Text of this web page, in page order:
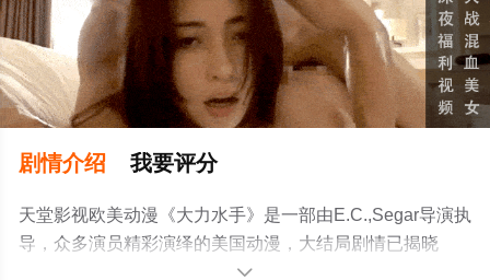
剧情介绍 我要评分
天堂影视欧美动漫《大力水手》是一部由E.C.,Segar导演执
导，众多演员精彩演绎的美国动漫，大结局剧情已揭晓
（已完结），手机免费观看高清未删减完整版动漫全集就
